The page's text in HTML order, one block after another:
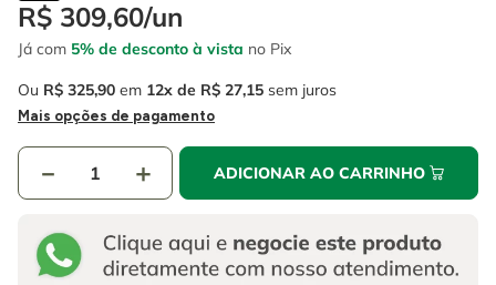
R$ 309,60/un
Já com 5% de desconto à vista no Pix
Ou R$ 325,90 em 12 R$ 27,15 sem juros
Mais opções de pagamento
＋
－ ADICIONAR AO CARRINHO
6 º fio
7º chave impacto
8º disco corte
serra copo
º escada
º serra circular
º fio
disco corte
serra copo